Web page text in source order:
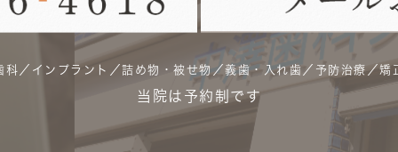
科／インプラント／詰め物・被せ物／義歯・入れ歯／予防治療／矯
当院は予約制です